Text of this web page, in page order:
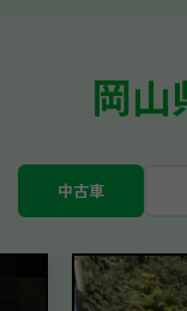
岡山
中古車